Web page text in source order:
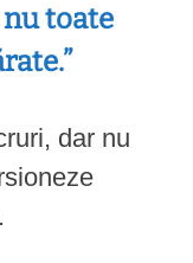
nu toate
dar nu